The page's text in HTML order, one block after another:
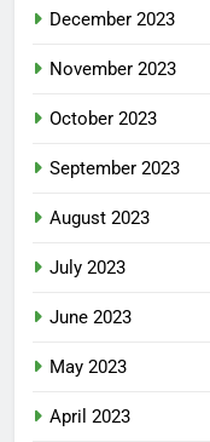
December 2023
November 2023
October 2023
September 2023
August 2023
July 2023
June 2023
May 2023
April 2023